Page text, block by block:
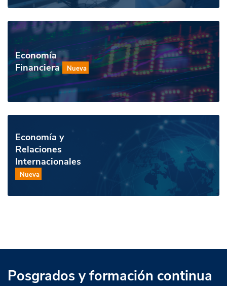
Economía
Financiera Nueva
Economía y
Relaciones
Internacionales
Nueva
Posgrados y formación continua